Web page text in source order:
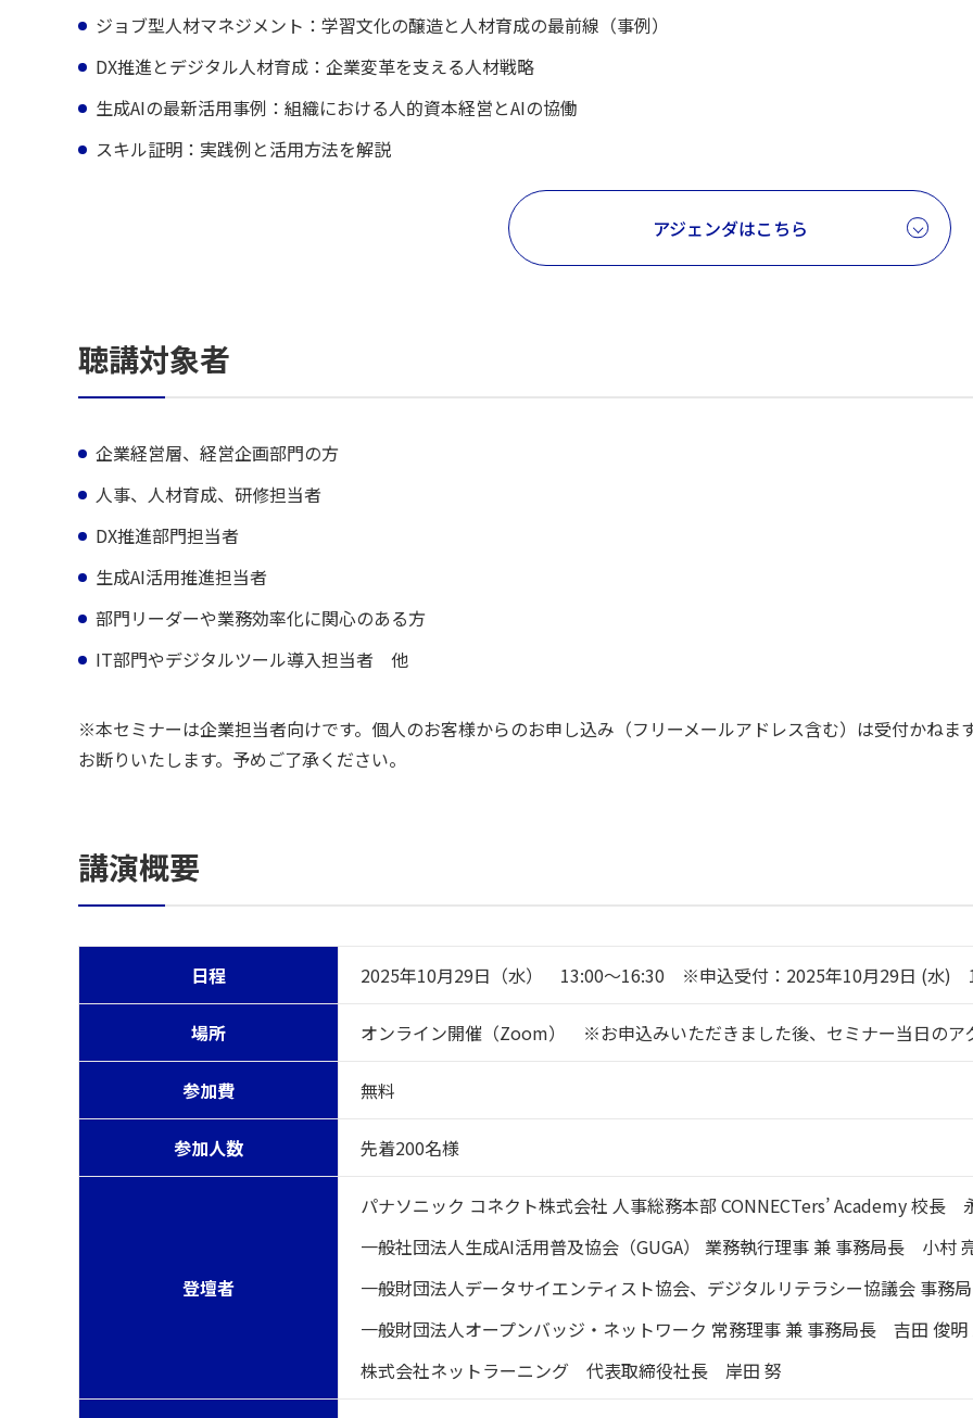
ジョブ型人材マネジメント：学習文化の醸造と人材育成の最前線（事例）
DX推進とデジタル人材育成：企業変革を支える人材戦略
生成AIの最新活用事例：組織における人的資本経営とAIの協働
スキル証明：実践例と活用方法を解説
アジェンダはこちら
聴講対象者
企業経営層、経営企画部門の方
人事、人材育成、研修担当者
DX推進部門担当者
生成AI活用推進担当者
部門リーダーや業務効率化に関心のある方
IT部門やデジタルツール導入担当者 他
※本セミナーは企業担当者向けです。個人のお客様からのお申し込み（フリーメールアドレス含む）は受付かねま
お断りいたします。予めご了承ください。
講演概要
日程 2025年10月29日（水） 13:00～16:30 ※申込受付：2025年10月29日 (水)
場所 オンライン開催（Zoom） ※お申込みいただきました後、セミナー当日のア
参加費 無料
参加人数 先着200名様
登壇者
パナソニック コネクト株式会社 人事総務本部 CONNECTers’ Academy 校長
一般社団法人生成AI活用普及協会（GUGA） 業務執行理事 兼 事務局長 小村
一般財団法人データサイエンティスト協会、デジタルリテラシー協議会 事
一般財団法人オープンバッジ・ネットワーク 常務理事 兼 事務局長 吉田 俊明
株式会社ネットラーニング 代表取締役社長 岸田 努